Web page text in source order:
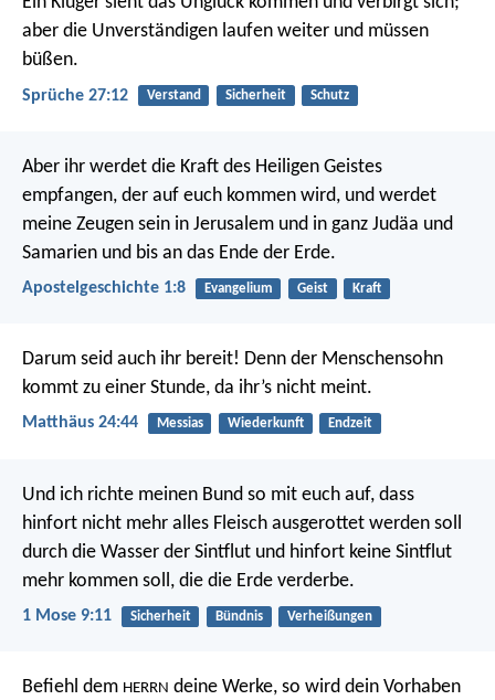
aber die Unverständigen laufen weiter und müssen
büßen.
Sprüche 27:12 Verstand Sicherheit Schutz
Aber ihr werdet die Kraft des Heiligen Geistes
empfangen, der auf euch kommen wird, und werdet
meine Zeugen sein in Jerusalem und in ganz Judäa und
Samarien und bis an das Ende der Erde.
Apostelgeschichte 1:8 Evangelium Geist Kraft
Darum seid auch ihr bereit! Denn der Menschensohn
kommt zu einer Stunde, da ihr’s nicht meint.
Matthäus 24:44 Messias Wiederkunft Endzeit
Und ich richte meinen Bund so mit euch auf, dass
hinfort nicht mehr alles Fleisch ausgerottet werden soll
durch die Wasser der Sintflut und hinfort keine Sintflut
mehr kommen soll, die die Erde verderbe.
1 Mose 9:11 Sicherheit Bündnis Verheißungen
Befiehl dem HERRN deine Werke, so wird dein Vorhaben